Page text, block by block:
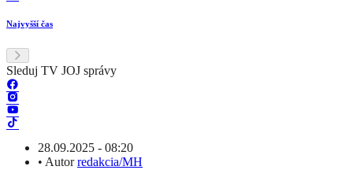
Najvyšší čas
Sleduj TV JOJ správy
28.09.2025 - 08:20
• Autorredakcia/MH